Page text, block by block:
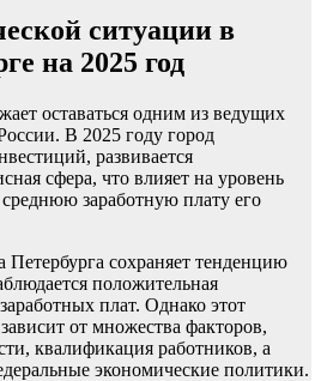
ситуации в
на 2025 год
оставаться одним из ведущих
В 2025 году город
развивается
сфера, что влияет на уровень
заработную плату его
сохраняет тенденцию
положительная
плат. Однако этот
от множества факторов,
квалификация работников, а
экономические политики.